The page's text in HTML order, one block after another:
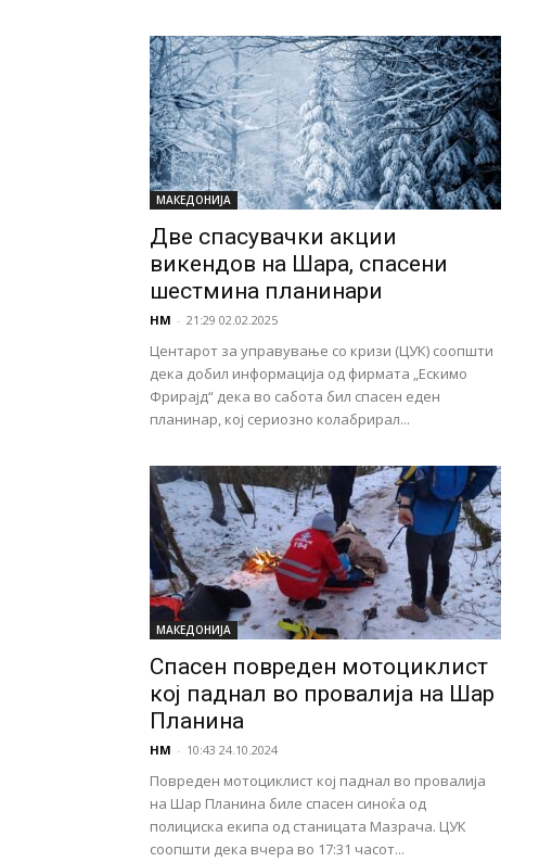
МАКЕДОНИЈА
Две спасувачки акции
викендов на Шара, спасени
шестмина планинари
НМ - 21:29 02.02.2025
Центарот за управување со кризи (ЦУК) соопшти
дека добил информација од фирмата „Ескимо
Фрирајд“ дека во сабота бил спасен еден
планинар, кој сериозно колабрирал...
МАКЕДОНИЈА
Спасен повреден мотоциклист
кој паднал во провалија на Шар
Планина
НМ - 10:43 24.10.2024
Повреден мотоциклист кој паднал во провалија
на Шар Планина биле спасен синоќа од
полициска екипа од станицата Мазрача. ЦУК
соопшти дека вчера во 17:31 часот...